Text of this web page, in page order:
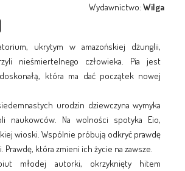
Wydawnictwo:Wilga
ukrytym w amazońskiej dżunglii,
nieśmiertelnego człowieka. Pia jest
która ma dać początek nowej
urodzin dziewczyna wymyka
naukowców. Na wolności spotyka Eio,
wioski. Wspólnie próbują odkryć prawdę
Prawdę, która zmieni ich życie na zawsze.
młodej autorki, okrzyknięty hitem